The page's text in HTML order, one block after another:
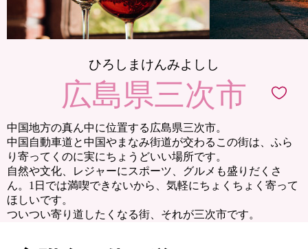
ひろしまけんみよしし
広島県三次市
中国地方の真ん中に位置する広島県三次市。
中国自動車道と中国やまなみ街道が交わるこの街は、ふら
り寄ってくのに実にちょうどいい場所です。
自然や文化、レジャーにスポーツ、グルメも盛りだくさ
ん。1日では満喫できないから、気軽にちょくちょく寄って
ほしいです。
ついつい寄り道したくなる街、それが三次市です。